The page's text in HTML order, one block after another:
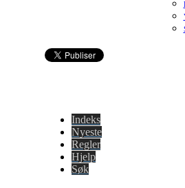
Indeks
Nyeste
Regler
Hjelp
Søk